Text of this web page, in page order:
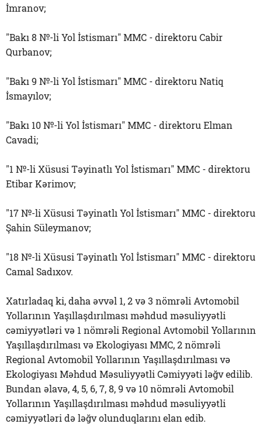
İmranov;
"Bakı 8 №-li Yol İstismarı" MMC - direktoru Cabir
Qurbanov;
"Bakı 9 №-li Yol İstismarı" MMC - direktoru Natiq
İsmayılov;
"Bakı 10 №-li Yol İstismarı" MMC - direktoru Elman
Cavadi;
"1 №-li Xüsusi Təyinatlı Yol İstismarı" MMC - direktoru
Etibar Kərimov;
"17 №-li Xüsusi Təyinatlı Yol İstismarı" MMC - direktoru
Şahin Süleymanov;
"18 №-li Xüsusi Təyinatlı Yol İstismarı" MMC - direktoru
Camal Sadıxov.
Xatırladaq ki, daha əvvəl 1, 2 və 3 nömrəli Avtomobil
Yollarının Yaşıllaşdırılması məhdud məsuliyyətli
cəmiyyətləri və 1 nömrəli Regional Avtomobil Yollarının
Yaşıllaşdırılması və Ekologiyası MMC, 2 nömrəli
Regional Avtomobil Yollarının Yaşıllaşdırılması və
Ekologiyası Məhdud Məsuliyyətli Cəmiyyəti ləğv edilib.
Bundan əlavə, 4, 5, 6, 7, 8, 9 və 10 nömrəli Avtomobil
Yollarının Yaşıllaşdırılması məhdud məsuliyyətli
cəmiyyətləri də ləğv olunduqlarını elan edib.